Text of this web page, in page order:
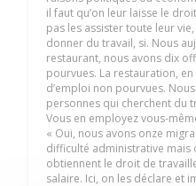
il faut qu’on leur laisse le
pas les assister toute leur
donner du travail, si. Nous
restaurant, nous avons dix
pourvues. La restauration,
d’emploi non pourvues.
personnes qui cherchent du
Vous en employez vous-
« Oui, nous avons onze
difficulté administrative mais
obtiennent le droit de
salaire. Ici, on les déclare et